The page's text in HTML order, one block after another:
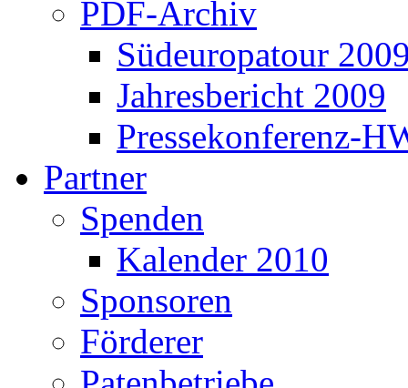
PDF-Archiv
Südeuropatour
Jahresbericht 2009
Pressekonferenz-
Partner
Spenden
Kalender 2010
Sponsoren
Förderer